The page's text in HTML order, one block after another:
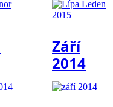
Září
2014